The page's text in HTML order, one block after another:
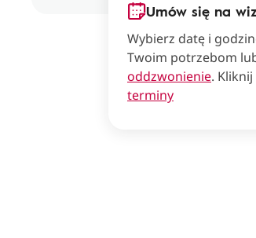
Umów się na
Wybierz datę i
Twoim potrzebom
oddzwonienie. Kliknij
terminy